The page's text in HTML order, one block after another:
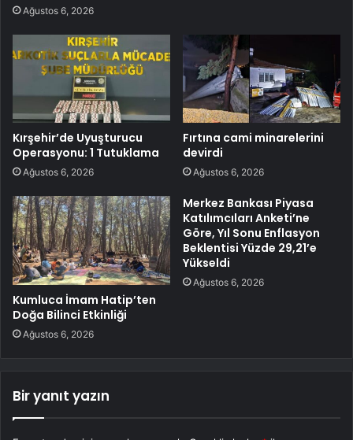
Ağustos 6, 2026
Kırşehir’de Uyuşturucu
Operasyonu: 1 Tutuklama
Ağustos 6, 2026
Fırtına cami minarelerini
devirdi
Ağustos 6, 2026
Kumluca İmam Hatip’ten
Doğa Bilinci Etkinliği
Ağustos 6, 2026
Merkez Bankası Piyasa
Katılımcıları Anketi’ne
Göre, Yıl Sonu Enflasyon
Beklentisi Yüzde 29,21’e
Yükseldi
Ağustos 6, 2026
Bir yanıt yazın